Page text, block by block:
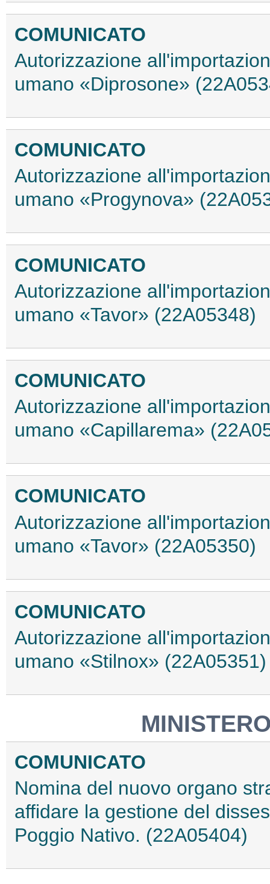
COMUNICATO
Autorizzazione
umano «Diprosone»
COMUNICATO
Autorizzazione
umano «Progynova»
COMUNICATO
Autorizzazione
umano «Tavor» (22A05348)
COMUNICATO
Autorizzazione
umano «Capillarema»
COMUNICATO
Autorizzazione
umano «Tavor» (22A05350)
COMUNICATO
Autorizzazione
umano «Stilnox» (22A05351)
COMUNICATO
Nomina del nuovo organo
affidare la gestione del
Poggio Nativo. (22A05404)